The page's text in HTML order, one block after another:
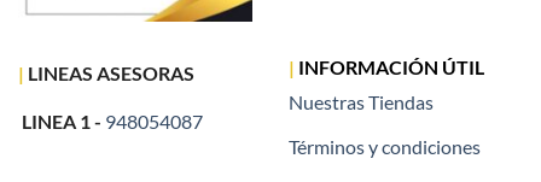
| LINEAS ASESORAS
LINEA 1 - 948054087
| INFORMACIÓN ÚTIL
Nuestras Tiendas
Términos y condiciones